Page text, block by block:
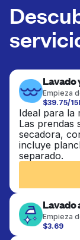
Lavado
Empieza
$39.75/
Ideal para la
Las prendas
secadora,
incluye
separado.
Lavado
Empieza
$3.69